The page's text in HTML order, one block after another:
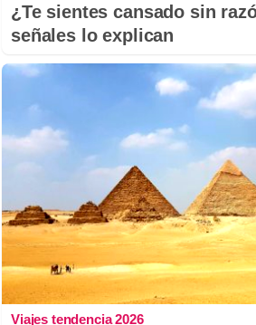
¿Te sientes cansado sin
señales lo explican
Viajes tendencia 2026